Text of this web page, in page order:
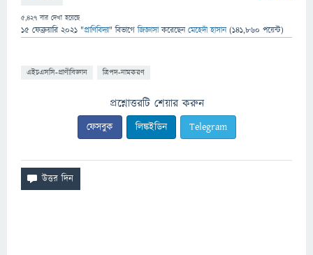
5,427 বার দেখা হয়েছে
15 ফেব্রুয়ারি 2021 "প্রাণিবিদ্যা" বিভাগে জিজ্ঞাসাকরেছেনমেহেদী হাসান (141,860 পয়েন্ট)
এইচএসসি-প্রাণীবিজ্ঞান ত্রিপদ-নামকরণ
প্রশ্নোত্তরটি শেয়ার করুন
ফেসবুক লিঙ্কইডিন Telegram